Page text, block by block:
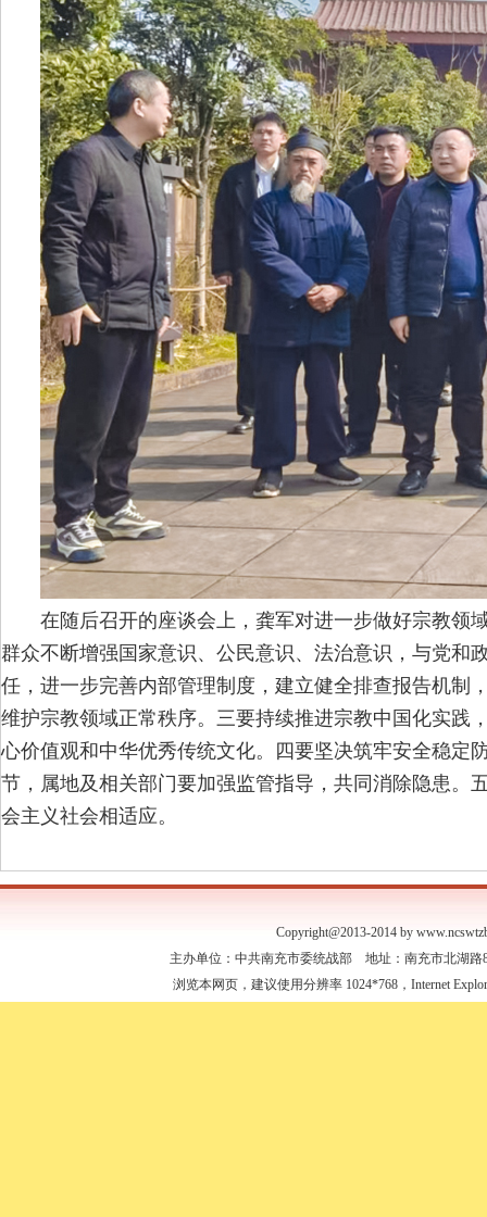
在随后召开的座谈会上，龚军对进一步做好宗教领
群众不断增强国家意识、公民意识、法治意识，与党和
任，进一步完善内部管理制度，建立健全排查报告机制
维护宗教领域正常秩序。三要持续推进宗教中国化实践
心价值观和中华优秀传统文化。四要坚决筑牢安全稳定
节，属地及相关部门要加强监管指导，共同消除隐患。
会主义社会相适应。
Copyright@2013-2014 by
主办单位：中共南充市委统战部 地址：南充市北湖
浏览本网页，建议使用分辨率 1024*768，Internet